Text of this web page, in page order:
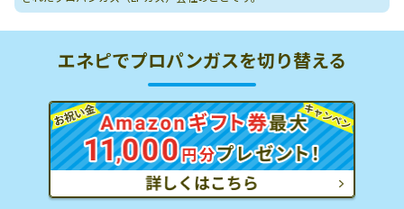
エネピでプロパンガスを切り替える